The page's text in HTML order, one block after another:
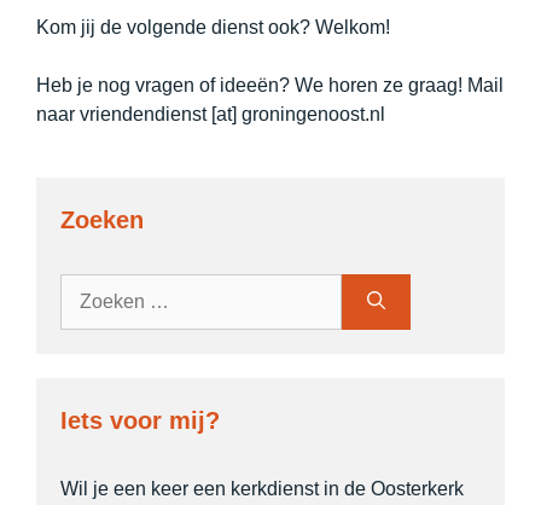
Kom jij de volgende dienst ook? Welkom!
Heb je nog vragen of ideeën? We horen ze graag! Mail
naar vriendendienst [at] groningenoost.nl
Zoeken
Iets voor mij?
Wil je een keer een kerkdienst in de Oosterkerk